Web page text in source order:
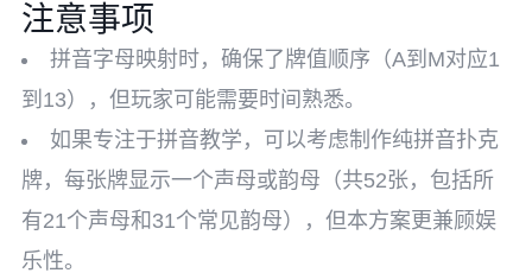
注意事项
拼音字母映射时，确保了牌值顺序（A到M对应1
到13），但玩家可能需要时间熟悉。
如果专注于拼音教学，可以考虑制作纯拼音扑克
牌，每张牌显示一个声母或韵母（共52张，包括所
有21个声母和31个常见韵母），但本方案更兼顾娱
乐性。